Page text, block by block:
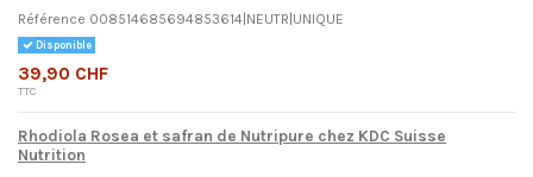
Référence 008514685694853614|NEUTR|UNIQUE
Disponible
39,90 CHF
TTC
Rhodiola Rosea et safran de Nutripure chez KDC Suisse
Nutrition